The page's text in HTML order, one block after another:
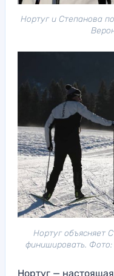
Нортуг и Степанова
Нортуг объясняет
финишировать.
Нортуг —